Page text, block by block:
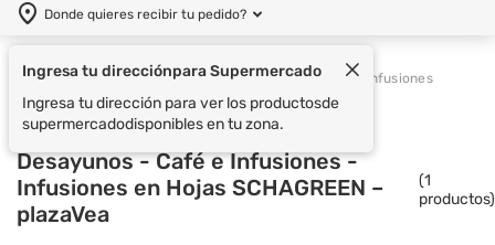
Donde quieres recibir tu pedido?
Ingresa tu direcciónpara Supermercado
Ingresa tu dirección para ver los productosde
supermercadodisponibles en tu zona.
Supermercado Desayunos Café e Infusiones
Desayunos - Café e Infusiones -
Infusiones en Hojas SCHAGREEN –
plazaVea
(1
productos)